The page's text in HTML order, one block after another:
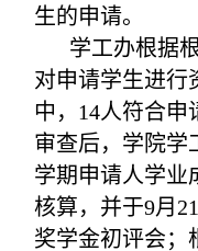
生的申请。
学工办根据
对申请学生进行
中，14人符合
审查后，学院学
学期申请人学业
核算，并于9月
奖学金初评会；